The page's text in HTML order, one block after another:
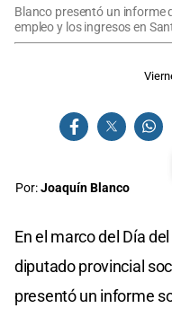
Blanco presentó un informe
empleo y los ingresos en
Por:Joaquín Blanco
En el marco del Día
diputado provincial
presentó un informe